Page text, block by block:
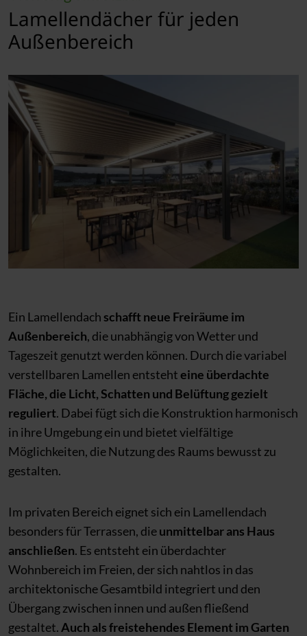
Lamellendächer für jeden
Außenbereich
Ein Lamellendachschafft neue Freiräume im
Außenbereich, die unabhängig von Wetter und
Tageszeit genutzt werden können. Durch die variabel
verstellbaren Lamellen entstehteine überdachte
Fläche, die Licht, Schatten und Belüftung gezielt
reguliert. Dabei fügt sich die Konstruktion harmonisch
in ihre Umgebung ein und bietet vielfältige
Möglichkeiten, die Nutzung des Raums bewusst zu
gestalten.
Im privaten Bereich eignet sich ein Lamellendach
besonders für Terrassen, dieunmittelbar ans Haus
anschließen. Es entsteht ein überdachter
Wohnbereich im Freien, der sich nahtlos in das
architektonische Gesamtbild integriert und den
Übergang zwischen innen und außen fließend
gestaltet. Auch als freistehendes Element im Garten